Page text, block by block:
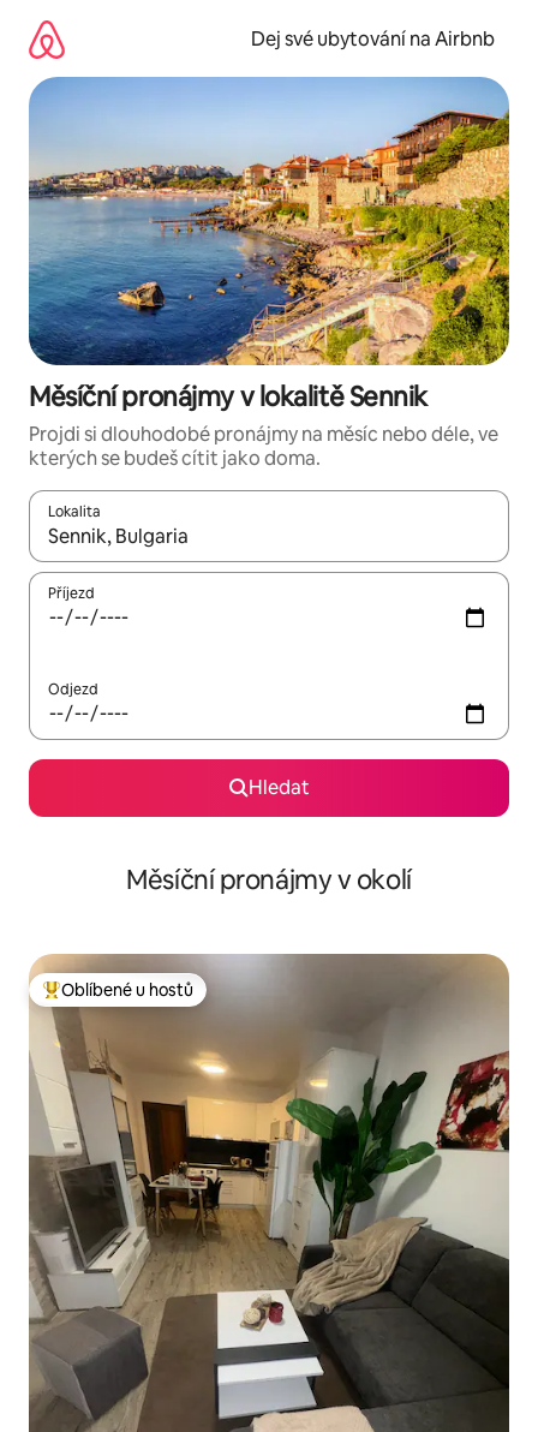
obsah
Dej své ubytování na Airbnb
Měsíční pronájmy v lokalitě Sennik
Projdi si dlouhodobé pronájmy na měsíc nebo déle, ve
kterých se budeš cítit jako doma.
Lokalita
Až budou výsledky k dispozici, můžeš si je procházet pomocí
Příjezd
Odjezd
Hledat
Měsíční pronájmy v okolí
Nejlepší v kategorii Oblíbené u hostů
Oblíbené u hostů